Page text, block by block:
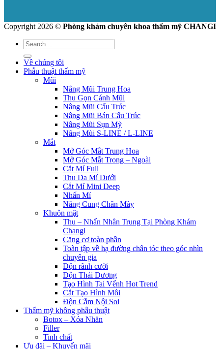
Copyright 2026 © Phòng khám chuyên khoa thẩm mỹ CHANGI
Về chúng tôi
Phẫu thuật thẩm mỹ
Mũi
Nâng Mũi Trung Hoa
Thu Gọn Cánh Mũi
Nâng Mũi Cấu Trúc
Nâng Mũi Bán Cấu Trúc
Nâng Mũi Sụn Mỹ
Nâng Mũi S-LINE / L-LINE
Mắt
Mở Góc Mắt Trung Hoa
Mở Góc Mắt Trong – Ngoài
Cắt Mí Full
Thu Da Mí Dưới
Cắt Mí Mini Deep
Nhấn Mí
Nâng Cung Chân Mày
Khuôn mặt
Thu – Nhấn Nhân Trung Tại Phòng Khám
Changi
Căng cơ toàn phần
Toàn tập về hạ đường chân tóc theo góc nhìn
chuyên gia
Độn rãnh cười
Độn Thái Dương
Tạo Hình Tai Vểnh Hot Trend
Cắt Tạo Hình Môi
Độn Cằm Nội Soi
Thẩm mỹ không phẫu thuật
Botox – Xóa Nhăn
Filler
Tinh chất
Ưu đãi – Khuyến mãi